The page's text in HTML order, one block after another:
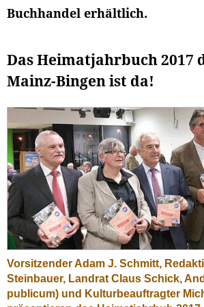
Buchhandel erhältlich.
Das Heimatjahrbuch 2017
Mainz-Bingen ist da!
Vorsitzender Adam J. Schmitt,
Steinbauer, Landrat Claus Schick,
publicum) und Kulturbeauftragter